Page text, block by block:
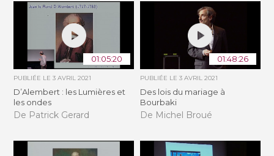
01:05:20
PUBLIÉE LE3 AVRIL 2021
D’Alembert : les Lumières et
les ondes
De Patrick Gerard
01:48:26
PUBLIÉE LE 3 AVRIL 2021
Des lois du mariage à
Bourbaki
De Michel Broué